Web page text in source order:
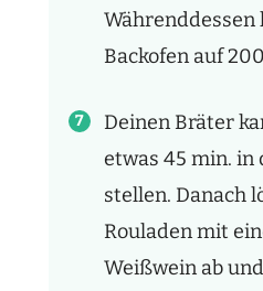
Backofen auf 200
Deinen Bräter
etwas 45 min. in
stellen. Danach
Rouladen mit
Weißwein ab